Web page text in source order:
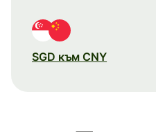
SGD към CNY